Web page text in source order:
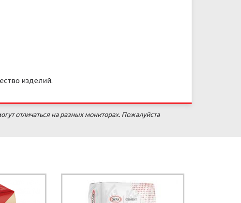
изделий.
отличаться на разных мониторах. Пожалуйста